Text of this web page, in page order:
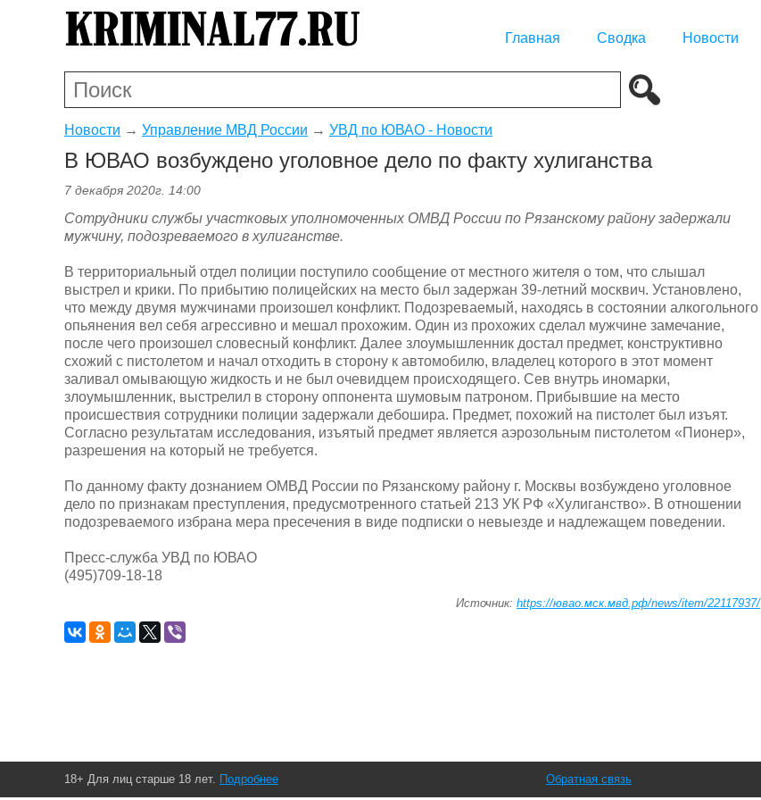
Главная Сводка Новости
Новости → Управление МВД России → УВД по ЮВАО - Новости
В ЮВАО возбуждено уголовное дело по факту хулиганства
7 декабря 2020г. 14:00
Сотрудники службы участковых уполномоченных ОМВД России по Рязанскому району задержали
мужчину, подозреваемого в хулиганстве.
В территориальный отдел полиции поступило сообщение от местного жителя о том, что слышал
выстрел и крики. По прибытию полицейских на место был задержан 39-летний москвич. Установлено,
что между двумя мужчинами произошел конфликт. Подозреваемый, находясь в состоянии алкогольного
опьянения вел себя агрессивно и мешал прохожим. Один из прохожих сделал мужчине замечание,
после чего произошел словесный конфликт. Далее злоумышленник достал предмет, конструктивно
схожий с пистолетом и начал отходить в сторону к автомобилю, владелец которого в этот момент
заливал омывающую жидкость и не был очевидцем происходящего. Сев внутрь иномарки,
злоумышленник, выстрелил в сторону оппонента шумовым патроном. Прибывшие на место
происшествия сотрудники полиции задержали дебошира. Предмет, похожий на пистолет был изъят.
Согласно результатам исследования, изъятый предмет является аэрозольным пистолетом «Пионер»,
разрешения на который не требуется.
По данному факту дознанием ОМВД России по Рязанскому району г. Москвы возбуждено уголовное
дело по признакам преступления, предусмотренного статьей 213 УК РФ «Хулиганство». В отношении
подозреваемого избрана мера пресечения в виде подписки о невыезде и надлежащем поведении.
Пресс-служба УВД по ЮВАО
(495)709-18-18
Источник: https://ювао.мск.мвд.рф/news/item/22117937/
18+ Для лиц старше 18 лет. Подробнее Обратная связь